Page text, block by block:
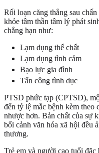
Rối loạn căng thẳng sau
khỏe tâm thần tâm lý phát
chẳng hạn như:
Lạm dụng thể chất
Lạm dụng tình cảm
Bạo lực gia đình
Tấn công tình dục
PTSD phức tạp (CPTSD),
đến tỷ lệ mắc bệnh kèm theo
nhược hơn. Bản chất của sự
bối cảnh văn hóa xã hội đều
thương.
Trẻ em và người cao tuổi